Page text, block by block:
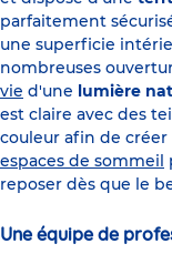
parfaitement
une superficie
nombreuses
vie d'une lumière
est claire avec des
couleur afin de créer
espaces de sommeil
reposer dès que le
Une équipe de